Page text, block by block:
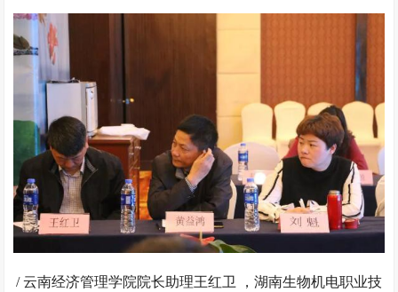
/ 云南经济管理学院院长助理王红卫 ，湖南生物机电职业技